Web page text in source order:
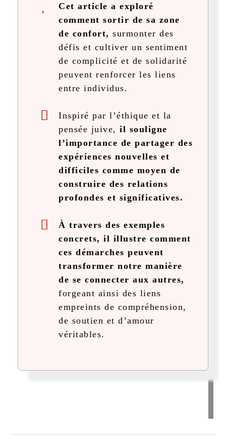
Cet article a exploré
comment sortir de sa zone
de confort, surmonter des
défis et cultiver un sentiment
de complicité et de solidarité
peuvent renforcer les liens
entre individus.
Inspiré par l’éthique et la
pensée juive, il souligne
l’importance de partager des
expériences nouvelles et
difficiles comme moyen de
construire des relations
profondes et significatives.
À travers des exemples
concrets, il illustre comment
ces démarches peuvent
transformer notre manière
de se connecter aux autres,
forgeant ainsi des liens
empreints de compréhension,
de soutien et d’amour
véritables.